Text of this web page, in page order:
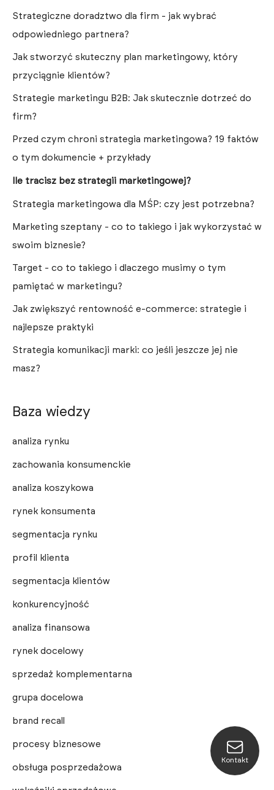
Strategiczne doradztwo dla firm - jak wybrać
odpowiedniego partnera?
Jak stworzyć skuteczny plan marketingowy, który
przyciągnie klientów?
Strategie marketingu B2B: Jak skutecznie dotrzeć do
firm?
Przed czym chroni strategia marketingowa? 19 faktów
o tym dokumencie + przykłady
Ile tracisz bez strategii marketingowej?
Strategia marketingowa dla MŚP: czy jest potrzebna?
Marketing szeptany - co to takiego i jak wykorzystać w
swoim biznesie?
Target - co to takiego i dlaczego musimy o tym
pamiętać w marketingu?
Jak zwiększyć rentowność e-commerce: strategie i
najlepsze praktyki
Strategia komunikacji marki: co jeśli jeszcze jej nie
masz?
Baza wiedzy
analiza rynku
zachowania konsumenckie
analiza koszykowa
rynek konsumenta
segmentacja rynku
profil klienta
segmentacja klientów
konkurencyjność
analiza finansowa
rynek docelowy
sprzedaż komplementarna
grupa docelowa
brand recall
procesy biznesowe
obsługa posprzedażowa
Kontakt